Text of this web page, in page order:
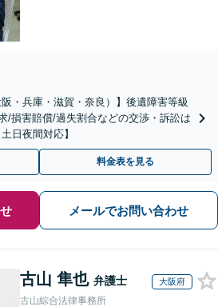
・兵庫・滋賀・奈良）】後遺障害等級
/損害賠償/過失割合などの交渉・訴訟は
日夜間対応】
料金表を見る
メールでお問い合わせ
古山 隼也 弁護士 大阪府
古山綜合法律事務所